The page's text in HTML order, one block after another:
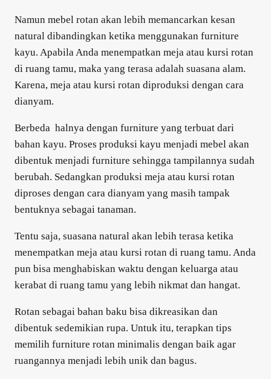
Namun mebel rotan akan lebih memancarkan kesan
natural dibandingkan ketika menggunakan furniture
kayu. Apabila Anda menempatkan meja atau kursi rotan
di ruang tamu, maka yang terasa adalah suasana alam.
Karena, meja atau kursi rotan diproduksi dengan cara
dianyam.
Berbeda halnya dengan furniture yang terbuat dari
bahan kayu. Proses produksi kayu menjadi mebel akan
dibentuk menjadi furniture sehingga tampilannya sudah
berubah. Sedangkan produksi meja atau kursi rotan
diproses dengan cara dianyam yang masih tampak
bentuknya sebagai tanaman.
Tentu saja, suasana natural akan lebih terasa ketika
menempatkan meja atau kursi rotan di ruang tamu. Anda
pun bisa menghabiskan waktu dengan keluarga atau
kerabat di ruang tamu yang lebih nikmat dan hangat.
Rotan sebagai bahan baku bisa dikreasikan dan
dibentuk sedemikian rupa. Untuk itu, terapkan tips
memilih furniture rotan minimalis dengan baik agar
ruangannya menjadi lebih unik dan bagus.